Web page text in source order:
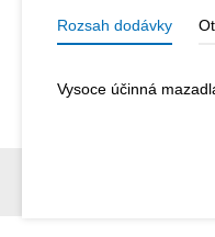
Rozsah dodávky
Vysoce účinná